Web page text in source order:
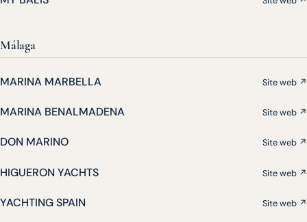
Málaga
MARINA MARBELLA Site web ↗
MARINA BENALMADENA Site web ↗
DON MARINO Site web ↗
HIGUERON YACHTS Site web ↗
YACHTING SPAIN Site web ↗